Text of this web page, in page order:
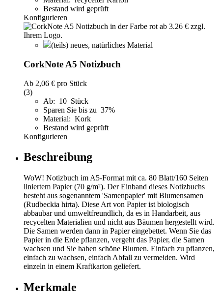
Bestand wird geprüft
Konfigurieren
(teils) neues, natürliches Material
CorkNote A5 Notizbuch
Ab 2,06 € pro Stück
(3)
Ab: 10 Stück
Sparen Sie bis zu 37%
Material: Kork
Bestand wird geprüft
Konfigurieren
Beschreibung
WoW! Notizbuch im A5-Format mit ca. 80 Blatt/160 Seiten
liniertem Papier (70 g/m²). Der Einband dieses Notizbuchs
besteht aus sogenanntem 'Samenpapier' mit Blumensamen
(Rudbeckia hirta). Diese Art von Papier ist biologisch
abbaubar und umweltfreundlich, da es in Handarbeit, aus
recycelten Materialien und nicht aus Bäumen hergestellt wird.
Die Samen werden dann in Papier eingebettet. Wenn Sie das
Papier in die Erde pflanzen, vergeht das Papier, die Samen
wachsen und Sie haben schöne Blumen. Einfach zu pflanzen,
einfach zu wachsen, einfach Abfall zu vermeiden. Wird
einzeln in einem Kraftkarton geliefert.
Merkmale